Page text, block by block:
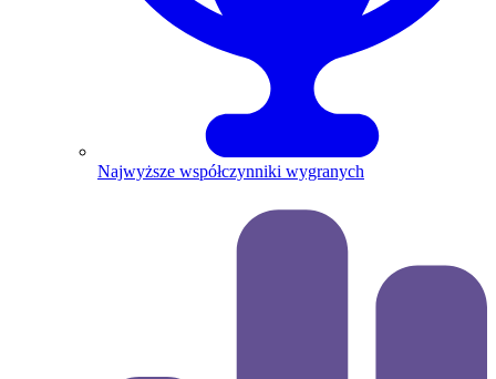
Najwyższe współczynniki wygranych